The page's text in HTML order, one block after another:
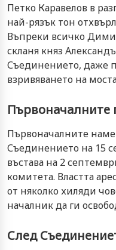
Петко Каравелов в
най-рязък тон
Въпреки всичко
скланя княз
Съединението, даже
взривяването на
Първоначалните
Първоначалните
Съединението на 15
въстава на 2
комитета. Властта
от няколко хиляди
началник да ги
След